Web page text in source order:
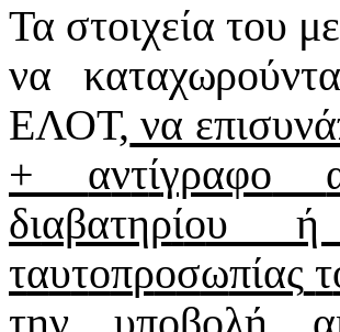
Τα στοιχεία του
να
ΕΛΟΤ, να
+
αντίγραφο
διαβατηρίου ή
ταυτοπροσωπίας τ